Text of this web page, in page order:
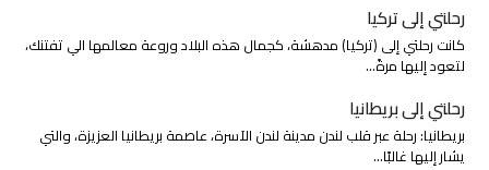
رحلتي إلى تركيا
كانت رحلتي إلى (تركيا) مدهشة، كجمال هذه البلاد وروعة معالمها الي تفتنك،
لتعود إليها مرةً…
رحلتي إلى بريطانيا
بريطانيا: رحلة عبر قلب لندن مدينة لندن الآسرة، عاصمة بريطانيا العزيزة، والتي
يشار إليها غالبًا…